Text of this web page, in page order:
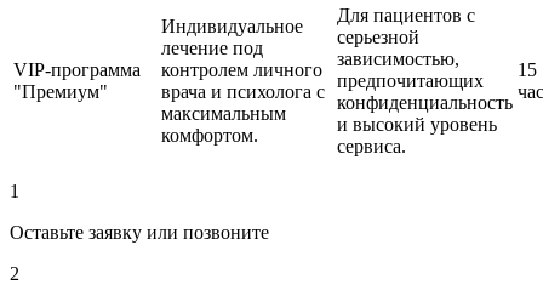
VIP-программа
"Премиум"
Индивидуальное
лечение под
контролем личного
врача и психолога с
максимальным
комфортом.
Для пациентов с
серьезной
зависимостью,
предпочитающих
конфиденциальность
и высокий уровень
сервиса.
15
1
Оставьте заявку или позвоните
2